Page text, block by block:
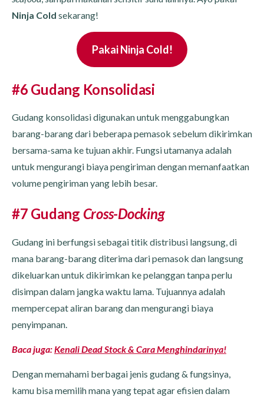
Ninja Cold sekarang!
Pakai Ninja Cold!
#6 Gudang Konsolidasi
Gudang konsolidasi digunakan untuk menggabungkan
barang-barang dari beberapa pemasok sebelum dikirimkan
bersama-sama ke tujuan akhir. Fungsi utamanya adalah
untuk mengurangi biaya pengiriman dengan memanfaatkan
volume pengiriman yang lebih besar.
#7 Gudang Cross-Docking
Gudang ini berfungsi sebagai titik distribusi langsung, di
mana barang-barang diterima dari pemasok dan langsung
dikeluarkan untuk dikirimkan ke pelanggan tanpa perlu
disimpan dalam jangka waktu lama. Tujuannya adalah
mempercepat aliran barang dan mengurangi biaya
penyimpanan.
Baca juga:Kenali Dead Stock & Cara Menghindarinya!
Dengan memahami berbagai jenis gudang & fungsinya,
kamu bisa memilih mana yang tepat agar efisien dalam